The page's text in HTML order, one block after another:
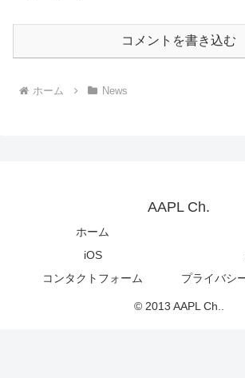
コメントを書き込む
ホーム News
AAPL Ch.
ホーム
iOS
コンタクトフォーム
プライバシ
© 2013 AAPL Ch..